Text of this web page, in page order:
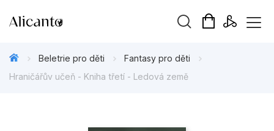
Beletrie pro děti
Fantasy pro děti
Hraničářův učeň - Kniha třetí - Ledová země